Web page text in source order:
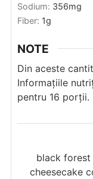
Sodium: 356mg
Fiber: 1g
NOTE
Din aceste
Informațiile
pentru 16 porții.
black forest
cheesecake